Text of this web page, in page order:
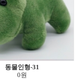
동물인형-31
0원